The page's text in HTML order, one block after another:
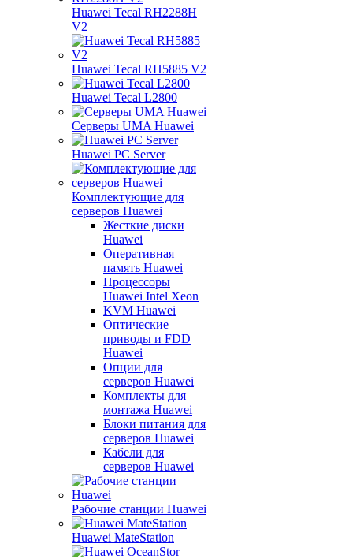
Huawei Tecal RH2288H
V2
Huawei Tecal RH5885 V2
Huawei Tecal L2800
Серверы UMA Huawei
Huawei PC Server
Комплектующие для
серверов Huawei
Жесткие диски
Huawei
Оперативная
память Huawei
Процессоры
Huawei Intel Xeon
KVM Huawei
Оптические
приводы и FDD
Huawei
Опции для
серверов Huawei
Комплекты для
монтажа Huawei
Блоки питания для
серверов Huawei
Кабели для
серверов Huawei
Рабочие станции Huawei
Huawei MateStation